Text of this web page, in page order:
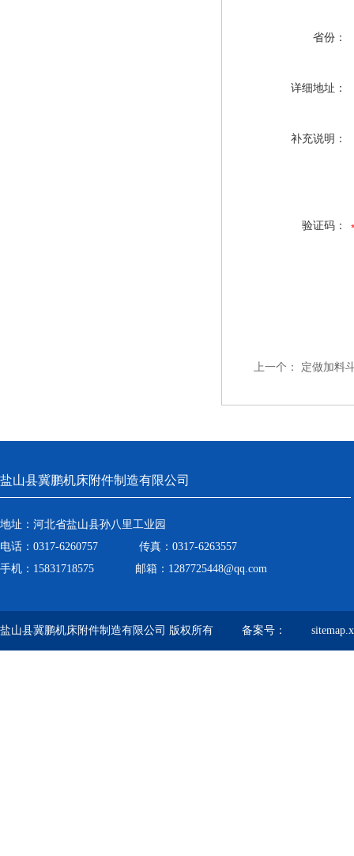
省份：
详细地址：
补充说明：
验证码：
上一个： 定做加料
盐山县冀鹏机床附件制造有限公司
地址：河北省盐山县孙八里工业园
电话：0317-6260757 传真：0317-6263557
手机：15831718575 邮箱：1287725448@qq.com
盐山县冀鹏机床附件制造有限公司 版权所有 备案号：